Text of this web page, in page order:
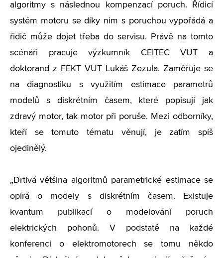
algoritmy s následnou kompenzací poruch. Řídicí
systém motoru se díky nim s poruchou vypořádá a
řidič může dojet třeba do servisu. Právě na tomto
scénáři pracuje výzkumník CEITEC VUT a
doktorand z FEKT VUT Lukáš Zezula. Zaměřuje se
na diagnostiku s využitím estimace parametrů
modelů s diskrétním časem, které popisují jak
zdravý motor, tak motor při poruše. Mezi odborníky,
kteří se tomuto tématu věnují, je zatím spíš
ojedinělý.
„Drtivá většina algoritmů parametrické estimace se
opírá o modely s diskrétním časem. Existuje
kvantum publikací o modelování poruch
elektrických pohonů. V podstatě na každé
konferenci o elektromotorech se tomu někdo